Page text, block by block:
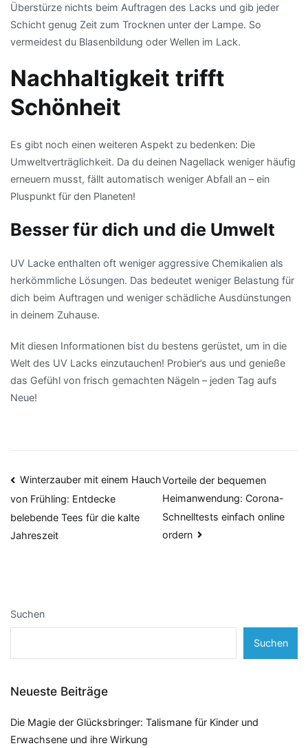
Überstürze nichts beim Auftragen des Lacks und gib jeder
Schicht genug Zeit zum Trocknen unter der Lampe. So
vermeidest du Blasenbildung oder Wellen im Lack.
Nachhaltigkeit trifft
Schönheit
Es gibt noch einen weiteren Aspekt zu bedenken: Die
Umweltverträglichkeit. Da du deinen Nagellack weniger häufig
erneuern musst, fällt automatisch weniger Abfall an – ein
Pluspunkt für den Planeten!
Besser für dich und die Umwelt
UV Lacke enthalten oft weniger aggressive Chemikalien als
herkömmliche Lösungen. Das bedeutet weniger Belastung für
dich beim Auftragen und weniger schädliche Ausdünstungen
in deinem Zuhause.
Mit diesen Informationen bist du bestens gerüstet, um in die
Welt des UV Lacks einzutauchen! Probier’s aus und genieße
das Gefühl von frisch gemachten Nägeln – jeden Tag aufs
Neue!
Beitragsnavigation
Winterzauber mit einem Hauch
von Frühling: Entdecke
belebende Tees für die kalte
Jahreszeit
Vorteile der bequemen
Heimanwendung: Corona-
Schnelltests einfach online
ordern
Suchen
Suchen
Neueste Beiträge
Die Magie der Glücksbringer: Talismane für Kinder und
Erwachsene und ihre Wirkung